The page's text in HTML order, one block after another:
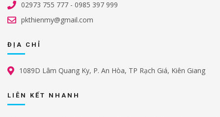
02973 755 777 - 0985 397 999
pkthienmy@gmail.com
ĐỊA CHỈ
1089D Lâm Quang Ky, P. An Hòa, TP Rạch Giá, Kiên Giang
LIÊN KẾT NHANH